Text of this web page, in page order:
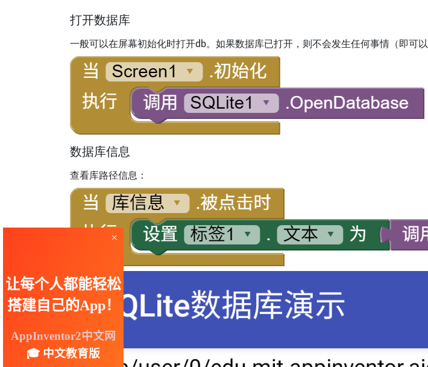
打开数据库
一般可以在屏幕初始化时打开db。如果数据库已打开，则不会发生任何事情（即可以
数据库信息
查看库路径信息：